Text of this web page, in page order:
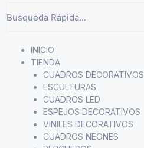
INICIO
TIENDA
CUADROS DECORATIVOS
ESCULTURAS
CUADROS LED
ESPEJOS DECORATIVOS
VINILES DECORATIVOS
CUADROS NEONES